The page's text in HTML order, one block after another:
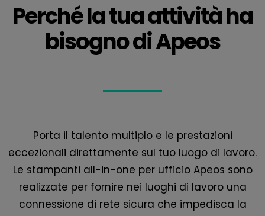
Perché la tua attività ha
bisogno di Apeos
Porta il talento multiplo e le prestazioni
eccezionali direttamente sul tuo luogo di lavoro.
Le stampanti all-in-one per ufficio Apeos sono
realizzate per fornire nei luoghi di lavoro una
connessione di rete sicura che impedisca la